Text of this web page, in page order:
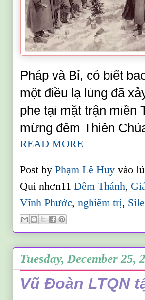
Pháp và Bỉ, có biết
một điều lạ lùng đã
phe tại mặt trận miền
mừng đêm Thiên
READ MORE
Post byPhạm Lê Huyvào
Qui nhơn11Đêm Thánh,
Vĩnh Phước,nghiêm trị,
Tuesday, December 25,
Vũ Đoàn LTQN